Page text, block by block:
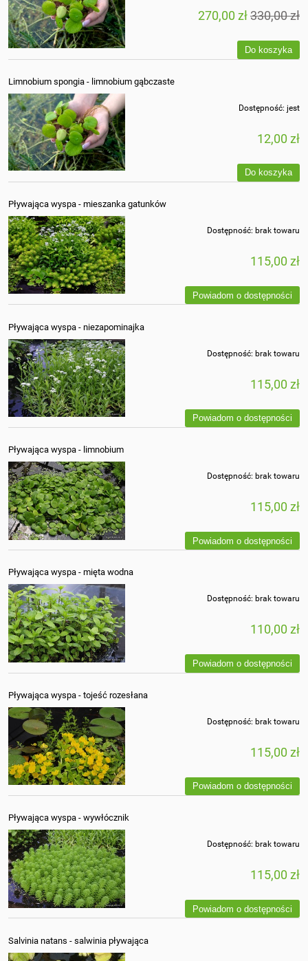
270,00 zł330,00 zł
Do koszyka
Limnobium spongia - limnobium gąbczaste
Dostępność: jest
12,00 zł
Do koszyka
Pływająca wyspa - mieszanka gatunków
Dostępność: brak towaru
115,00 zł
Powiadom o dostępności
Pływająca wyspa - niezapominajka
Dostępność: brak towaru
115,00 zł
Powiadom o dostępności
Pływająca wyspa - limnobium
Dostępność: brak towaru
115,00 zł
Powiadom o dostępności
Pływająca wyspa - mięta wodna
Dostępność: brak towaru
110,00 zł
Powiadom o dostępności
Pływająca wyspa - tojeść rozesłana
Dostępność: brak towaru
115,00 zł
Powiadom o dostępności
Pływająca wyspa - wywłócznik
Dostępność: brak towaru
115,00 zł
Powiadom o dostępności
Salvinia natans - salwinia pływająca